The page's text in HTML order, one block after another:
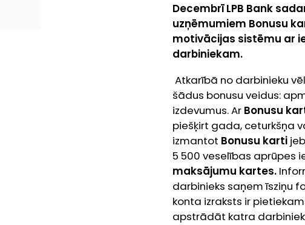
Decembrī LPB Bank
uzņēmumiem Bonusu
motivācijas sistēmu ar
darbiniekam.
Atkarībā no darbinieku
šādus bonusu veidus:
izdevumus. Ar Bonusu
piešķirt gada, ceturkšņa
izmantot Bonusu karti
5 500 veselības aprūpes
maksājumu kartes.
darbinieks saņem īsziņu
konta izraksts ir
apstrādāt katra